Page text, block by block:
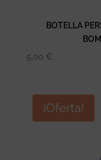
BOTELLA
5,00 €
¡Oferta!